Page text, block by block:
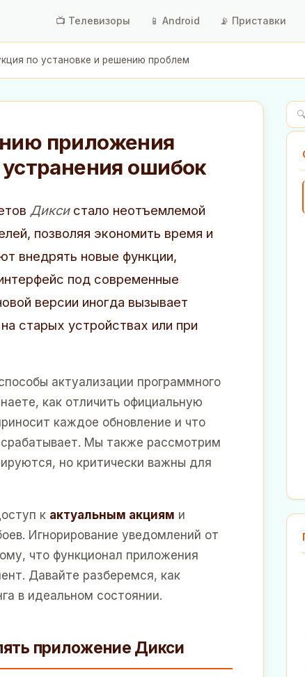
📺 Телевизоры 📱 Android 📡 Приставки
по установке и решению проблем
приложения
ошибок
Диксистало неотъемлемой
позволяя экономить время и
внедрять новые функции,
под современные
версии иногда вызывает
старых устройствах или при
актуализации программного
как отличить официальную
каждое обновление и что
срабатывает. Мы также рассмотрим
но критически важны для
к актуальным акциям и
Игнорирование уведомлений от
что функционал приложения
Давайте разберемся, как
в идеальном состоянии.
приложение Дикси